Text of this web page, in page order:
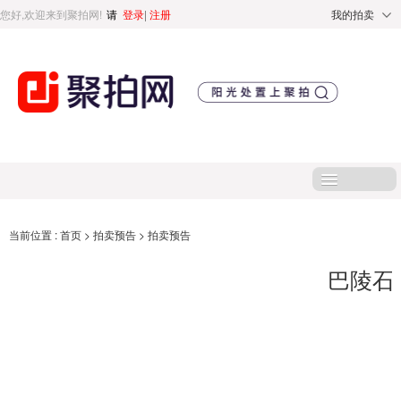
您好,欢迎来到聚拍网! 请 登录| 注册 我的拍卖
首页
当前位置 :首页 > 拍卖预告 > 拍卖预告
巴陵